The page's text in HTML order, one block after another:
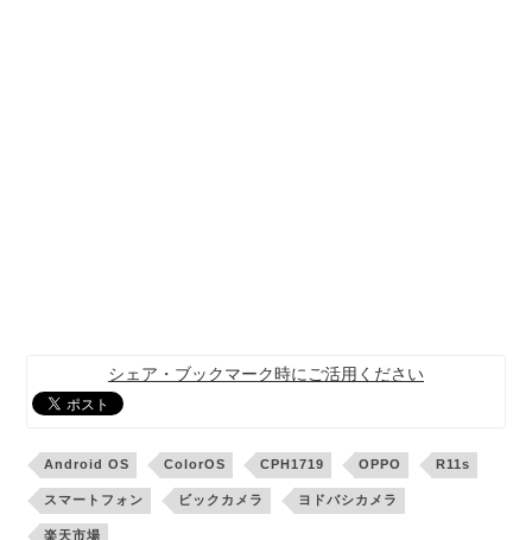
シェア・ブックマーク時にご活用ください
Android OS ColorOS CPH1719 OPPO R11s
スマートフォン ビックカメラ ヨドバシカメラ
楽天市場